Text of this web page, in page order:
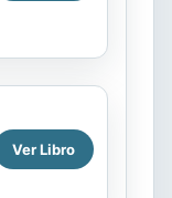
Ver Libro